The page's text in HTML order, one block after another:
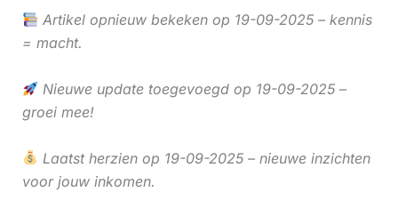
Artikel opnieuw bekeken op 19-09-2025 – kennis
= macht.
Nieuwe update toegevoegd op 19-09-2025 –
groei mee!
Laatst herzien op 19-09-2025 – nieuwe inzichten
voor jouw inkomen.